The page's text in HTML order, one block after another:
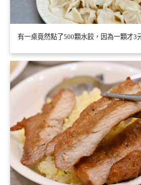
有一桌竟然點了500顆水餃，因為一顆才3